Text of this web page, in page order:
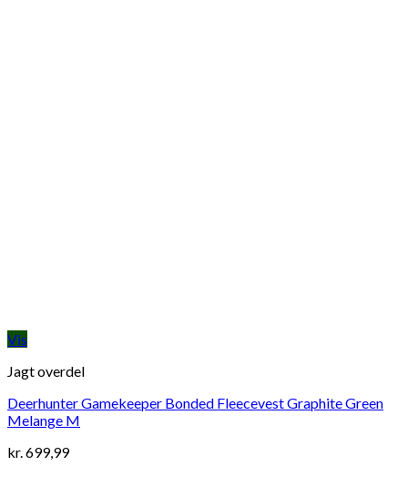
Vis
Jagt overdel
Deerhunter Gamekeeper Bonded Fleecevest Graphite Green
Melange M
kr.699,99